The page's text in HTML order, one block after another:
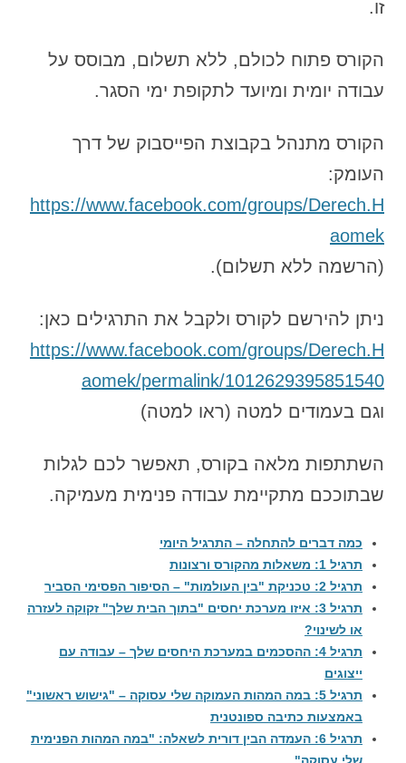
זו.
הקורס פתוח לכולם, ללא תשלום, מבוסס על
עבודה יומית ומיועד לתקופת ימי הסגר.
הקורס מתנהל בקבוצת הפייסבוק של דרך
העומק:
https://www.facebook.com/groups/Derech.H
aomek
(הרשמה ללא תשלום).
ניתן להירשם לקורס ולקבל את התרגילים כאן:
https://www.facebook.com/groups/Derech.H
aomek/permalink/1012629395851540
וגם בעמודים למטה (ראו למטה)
השתתפות מלאה בקורס, תאפשר לכם לגלות
שבתוככם מתקיימת עבודה פנימית מעמיקה.
כמה דברים להתחלה – התרגיל היומי
תרגיל 1: משאלות מהקורס ורצונות
תרגיל 2: טכניקת "בין העולמות" – הסיפור הפסימי הסביר
תרגיל 3: איזו מערכת יחסים "בתוך הבית שלך" זקוקה לעזרה
או לשינוי?
תרגיל 4: ההסכמים במערכת היחסים שלך – עבודה עם
ייצוגים
תרגיל 5: במה המהות העמוקה שלי עסוקה – "גישוש ראשוני"
באמצעות כתיבה ספונטנית
תרגיל 6: העמדה הבין דורית לשאלה: "במה המהות הפנימית